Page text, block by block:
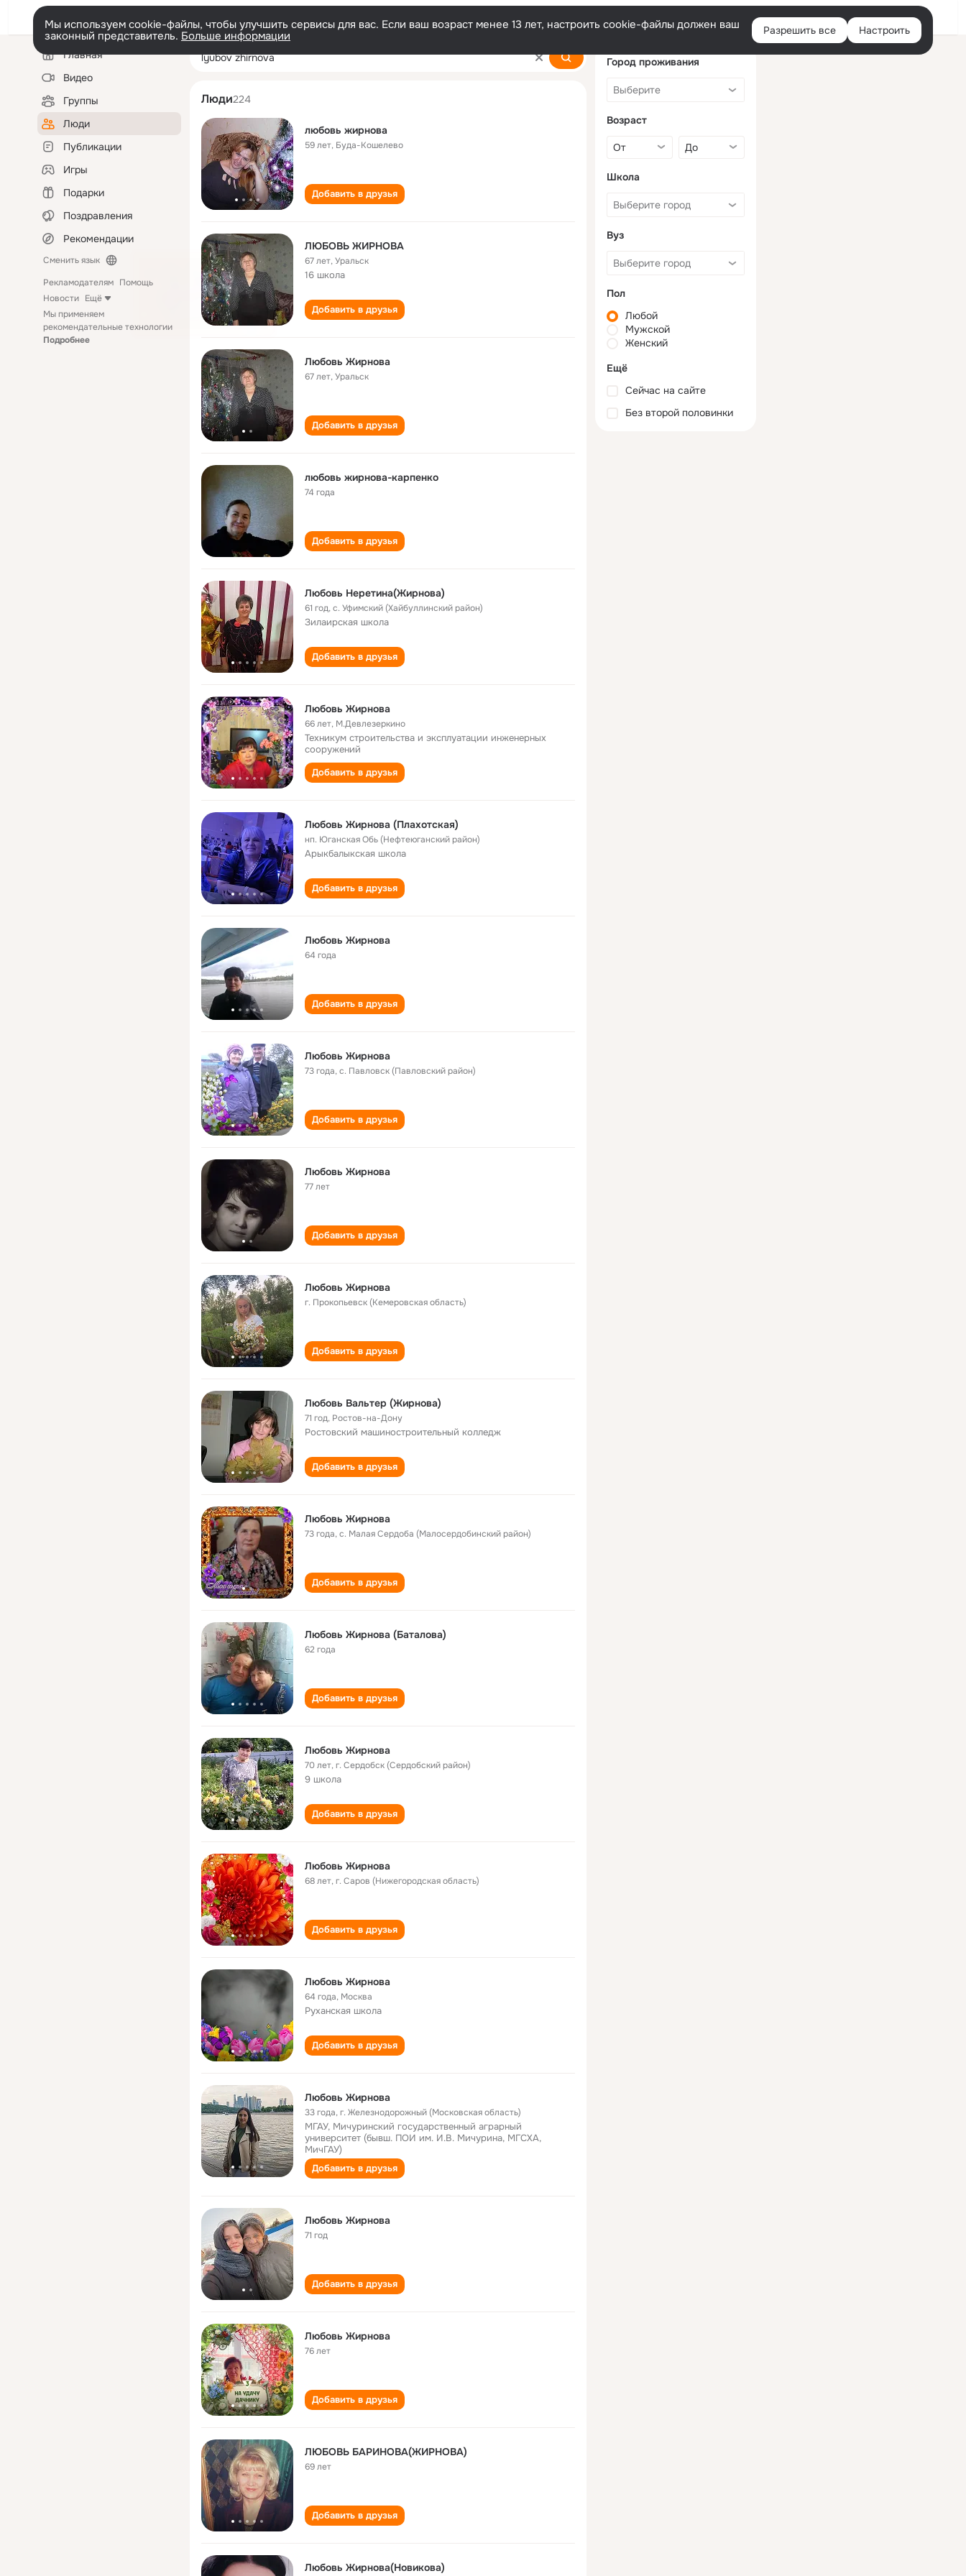
Войти
Мы используем cookie-файлы, чтобы улучшить сервисы для вас. Если ваш возраст менее 13 лет, настроить cookie-файлы должен ваш
законный представитель. Больше информации Разрешить все Настроить
Левая
колонкаГлавная
Видео
Группы
Люди
Публикации
Игры
Подарки
Поздравления
Рекомендации
Сменить язык
Рекламодателям Помощь
Новости Ещё
Мы применяем
рекомендательные технологии
Подробнее
lyubov zhirnova
Люди224
любовь жирнова
59 лет, Буда-Кошелево
Добавить в друзья
ЛЮБОВЬ ЖИРНОВА
67 лет,Уральск
16 школа
Добавить в друзья
Любовь Жирнова
67 лет,Уральск
Добавить в друзья
любовь жирнова-карпенко
74 года
Добавить в друзья
Любовь Неретина(Жирнова)
61 год,с. Уфимский (Хайбуллинский район)
Зилаирская школа
Добавить в друзья
Любовь Жирнова
66 лет, М.Девлезеркино
Техникум строительства и эксплуатации инженерных
сооружений
Добавить в друзья
Любовь Жирнова (Плахотская)
нп. Юганская Обь (Нефтеюганский район)
Арыкбалыкская школа
Добавить в друзья
Любовь Жирнова
64 года
Добавить в друзья
Любовь Жирнова
73 года,с. Павловск (Павловский район)
Добавить в друзья
Любовь Жирнова
77 лет
Добавить в друзья
Любовь Жирнова
г. Прокопьевск (Кемеровская область)
Добавить в друзья
Любовь Вальтер (Жирнова)
71 год, Ростов-на-Дону
Ростовский машиностроительный колледж
Добавить в друзья
Любовь Жирнова
73 года,с. Малая Сердоба (Малосердобинский район)
Добавить в друзья
Любовь Жирнова (Баталова)
62 года
Добавить в друзья
Любовь Жирнова
70 лет,г. Сердобск (Сердобский район)
9 школа
Добавить в друзья
Любовь Жирнова
68 лет,г. Саров (Нижегородская область)
Добавить в друзья
Любовь Жирнова
64 года, Москва
Руханская школа
Добавить в друзья
Любовь Жирнова
33 года,г. Железнодорожный (Московская область)
МГАУ, Мичуринский государственный аграрный
университет (бывш. ПОИ им. И.В. Мичурина, МГСХА,
МичГАУ)
Добавить в друзья
Любовь Жирнова
71 год
Добавить в друзья
Любовь Жирнова
76 лет
Добавить в друзья
ЛЮБОВЬ БАРИНОВА(ЖИРНОВА)
69 лет
Добавить в друзья
Любовь Жирнова(Новикова)
Город проживания
Возраст
Школа
Вуз
Пол
Любой
Мужской
Женский
Ещё
Сейчас на сайте
Без второй половинки